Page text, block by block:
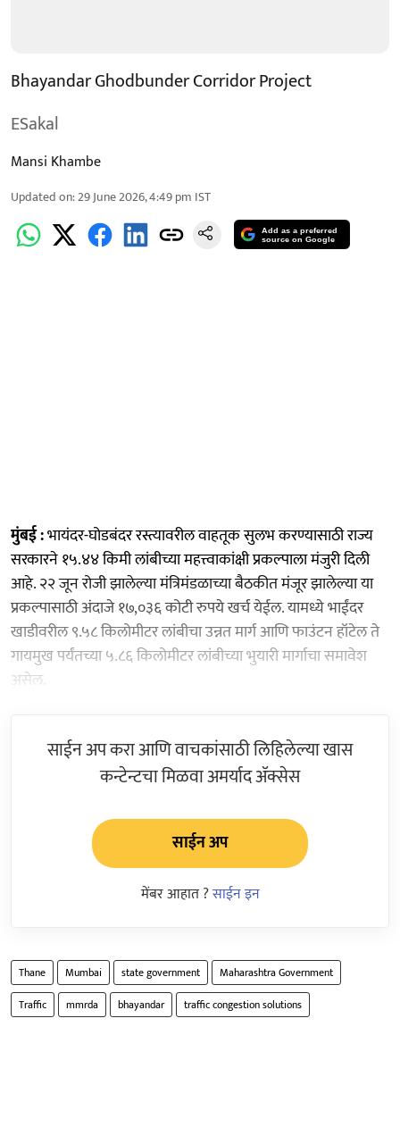
Bhayandar Ghodbunder Corridor Project
ESakal
Mansi Khambe
Updated on:29 June 2026, 4:49 pm IST
Add as a preferred
source on Google
मुंबई :भायंदर-घोडबंदर रस्त्यावरील वाहतूक सुलभ करण्यासाठी राज्य
सरकारने १५.४४ किमी लांबीच्या महत्त्वाकांक्षी प्रकल्पाला मंजुरी दिली
आहे. २२ जून रोजी झालेल्या मंत्रिमंडळाच्या बैठकीत मंजूर झालेल्या या
प्रकल्पासाठी अंदाजे १७,०३६ कोटी रुपये खर्च येईल. यामध्ये भाईंदर
खाडीवरील ९.५८ किलोमीटर लांबीचा उन्नत मार्ग आणि फाउंटन हॉटेल ते
गायमुख पर्यंतच्या ५.८६ किलोमीटर लांबीच्या भुयारी मार्गाचा समावेश
असेल.
साईन अप करा आणि वाचकांसाठी लिहिलेल्या खास
कन्टेन्टचा मिळवा अमर्याद ॲक्सेस
साईन अप
मेंबर आहात ?साईन इन
Thane Mumbai state government
Maharashtra Government
Traffic
mmrda bhayandar traffic congestion solutions